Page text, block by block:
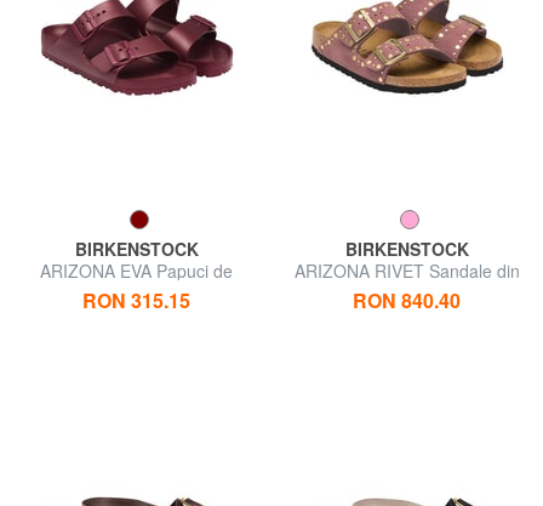
BIRKENSTOCK
ARIZONA EVA Papuci de
cauciuc
RON 315.15
BIRKENSTOCK
ARIZONA RIVET Sandale din
piele
RON 840.40